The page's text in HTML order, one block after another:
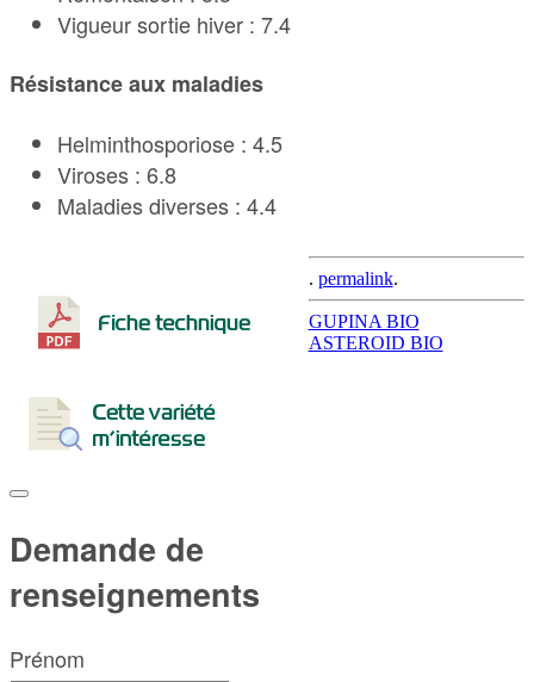
Vigueur sortie hiver : 7.4
Résistance aux maladies
Helminthosporiose : 4.5
Viroses : 6.8
Maladies diverses : 4.4
Demande de
renseignements
Prénom
. permalink.
Post
navigation
GUPINA BIO
ASTEROID BIO